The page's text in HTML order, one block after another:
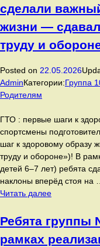
занятий
модуля
«Школа
маленьких
патриотов»
отряда
№
215
приняли
участие
в
тематической
славянской
сделали
жизни —
труду и
Posted on 22.05.2026
AdminКатегории:Группа
Родителям
ГТО : первые шаги к
спортсмены
шаг к здоровому образу
труду и обороне»)! В
детей 6–7 лет) ребята
наклоны вперёд стоя на …
Читать далееСегодня
юные
спортсмены
Ребята группы
рамках